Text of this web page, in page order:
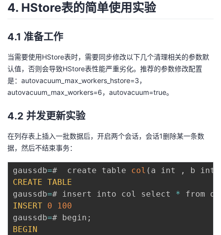
4. HStore表的简单使用实验
4.1 准备工作
当需要使用HStore表时，需要同步修改以下几个清理相关的参数默
认值，否则会导致HStore表性能严重劣化。推荐的参数修改配置
是：autovacuum_max_workers_hstore=3，
autovacuum_max_workers=6，autovacuum=true。
4.2 并发更新实验
在列存表上插入一批数据后，开启两个会话，会话1删除某一条数
据，然后不结束事务：
gaussdb=#  create table col ( a int , b int
CREATE TABLE
gaussdb=# insert into col select *
from
INSERT 0
100
gaussdb=# begin ;
BEGIN